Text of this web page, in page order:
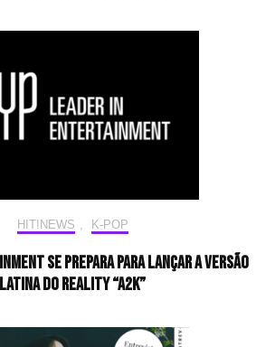
HIT!NEWS K-POP
se prepara para lançar a versão
latina do reality “A2K”